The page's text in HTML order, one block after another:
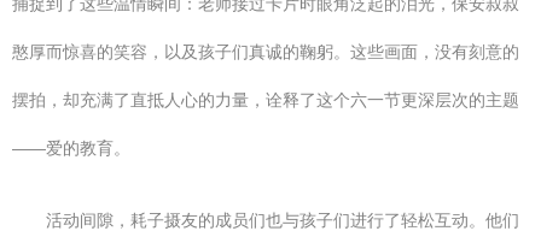
憨厚而惊喜的笑容，以及孩子们真诚的鞠躬。这些画面，没有刻意的
摆拍，却充满了直抵人心的力量，诠释了这个六一节更深层次的主题
——爱的教育。
活动间隙，耗子摄友的成员们也与孩子们进行了轻松互动。他们